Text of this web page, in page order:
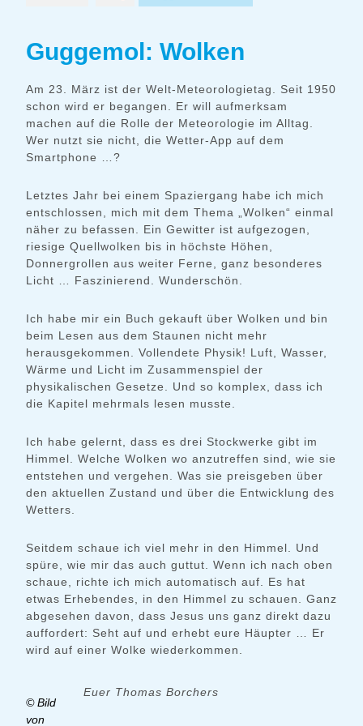
Guggemol: Wolken
Am 23. März ist der Welt-Meteorologietag. Seit 1950
schon wird er begangen. Er will aufmerksam
machen auf die Rolle der Meteorologie im Alltag.
Wer nutzt sie nicht, die Wetter-App auf dem
Smartphone …?
Letztes Jahr bei einem Spaziergang habe ich mich
entschlossen, mich mit dem Thema „Wolken“ einmal
näher zu befassen. Ein Gewitter ist aufgezogen,
riesige Quellwolken bis in höchste Höhen,
Donnergrollen aus weiter Ferne, ganz besonderes
Licht … Faszinierend. Wunderschön.
Ich habe mir ein Buch gekauft über Wolken und bin
beim Lesen aus dem Staunen nicht mehr
herausgekommen. Vollendete Physik! Luft, Wasser,
Wärme und Licht im Zusammenspiel der
physikalischen Gesetze. Und so komplex, dass ich
die Kapitel mehrmals lesen musste.
Ich habe gelernt, dass es drei Stockwerke gibt im
Himmel. Welche Wolken wo anzutreffen sind, wie sie
entstehen und vergehen. Was sie preisgeben über
den aktuellen Zustand und über die Entwicklung des
Wetters.
Seitdem schaue ich viel mehr in den Himmel. Und
spüre, wie mir das auch guttut. Wenn ich nach oben
schaue, richte ich mich automatisch auf. Es hat
etwas Erhebendes, in den Himmel zu schauen. Ganz
abgesehen davon, dass Jesus uns ganz direkt dazu
auffordert: Seht auf und erhebt eure Häupter … Er
wird auf einer Wolke wiederkommen.
© Bild
von
Euer Thomas Borchers